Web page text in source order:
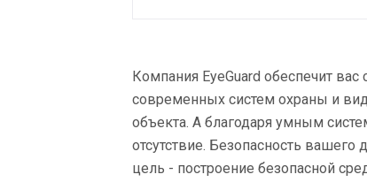
Компания EyeGuard обеспечит
современных систем охраны и
объекта. А благодаря умным
отсутствие. Безопасность
цель - построение безопасной